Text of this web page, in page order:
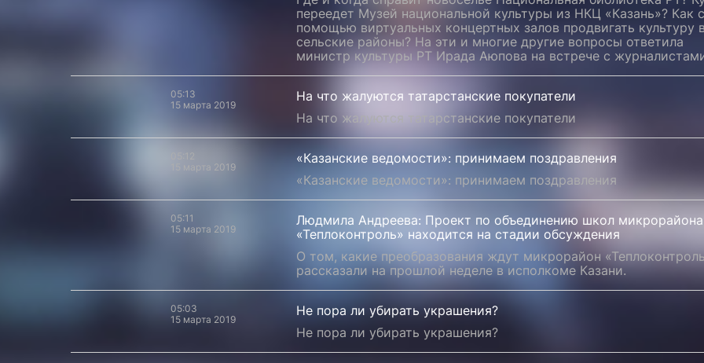
переедет Музей национальной культуры из НКЦ «Казань»? Как с
помощью виртуальных концертных залов продвигать культуру
сельские районы? На эти и многие другие вопросы ответила
министр культуры РТ Ирада Аюпова на встрече с
05:13
15 марта 2019
На что жалуются татарстанские покупатели
На что жалуются татарстанские покупатели
05:12
15 марта 2019
«Казанские ведомости»: принимаем поздравления
«Казанские ведомости»: принимаем поздравления
05:11
15 марта 2019
Людмила Андреева: Проект по объединению школ микрорайона
«Теплоконтроль» находится на стадии обсуждения
О том, какие преобразования ждут микрорайон
рассказали на прошлой неделе в исполкоме Казани.
05:03
15 марта 2019
Не пора ли убирать украшения?
Не пора ли убирать украшения?